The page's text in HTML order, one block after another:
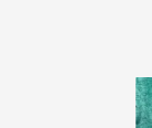
MÁS